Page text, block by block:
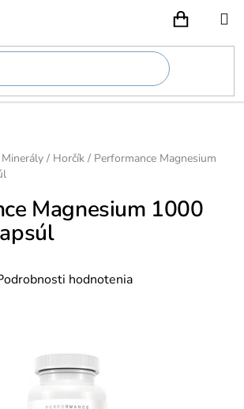
Minerály / Horčík / Performance Magnesium
Magnesium 1000
hodnotenia